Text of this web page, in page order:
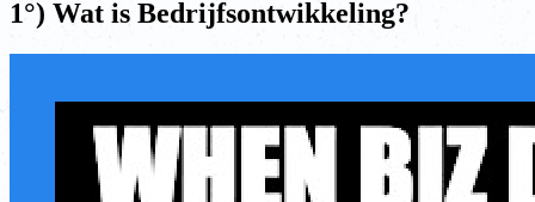
1°) Wat is Bedrijfsontwikkeling?